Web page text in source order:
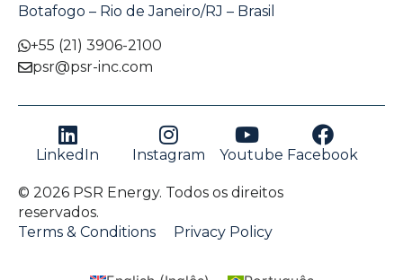
Botafogo – Rio de Janeiro/RJ – Brasil
+55 (21) 3906-2100
psr@psr-inc.com
LinkedIn Instagram Youtube Facebook
© 2026 PSR Energy. Todos os direitos
reservados.
Terms & Conditions
Privacy Policy